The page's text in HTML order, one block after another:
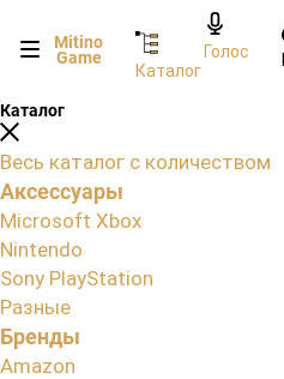
Mitino
Game
Каталог
Голос
Каталог
Весь каталог с количеством
Аксессуары
Microsoft Xbox
Nintendo
Sony PlayStation
Разные
Бренды
Amazon